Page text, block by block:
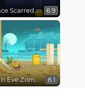
Clarence Scarred Silly 6.9
Adam n Eve Zombies 6.1